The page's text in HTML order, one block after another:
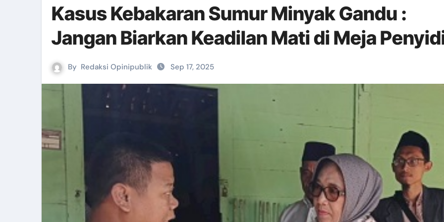
Kasus Kebakaran Sumur Minyak Gandu :
Jangan Biarkan Keadilan Mati di Meja
By Redaksi Opinipublik Sep 17, 2025